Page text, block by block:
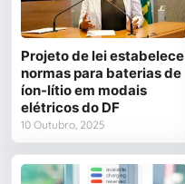
Projeto de lei estabelece
normas para baterias de
íon-lítio em modais
elétricos do DF
10 Outubro, 2025